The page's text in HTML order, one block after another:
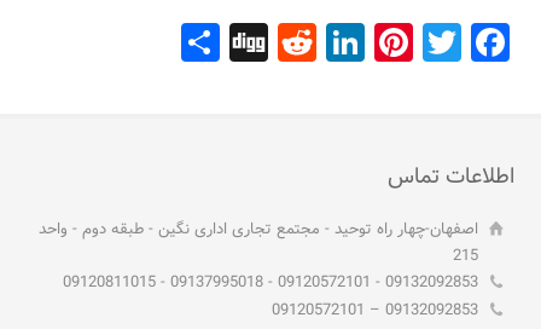
Facebook
Twitter
Pinterest
LinkedIn
Reddit
Digg
اطلاعات تماس
اصفهان-چهار راه توحید - مجتمع تجاری اداری نگین - طبقه دوم - واحد
215
09132092853 - 09120572101 - 09137995018 - 09120811015
09132092853 – 09120572101